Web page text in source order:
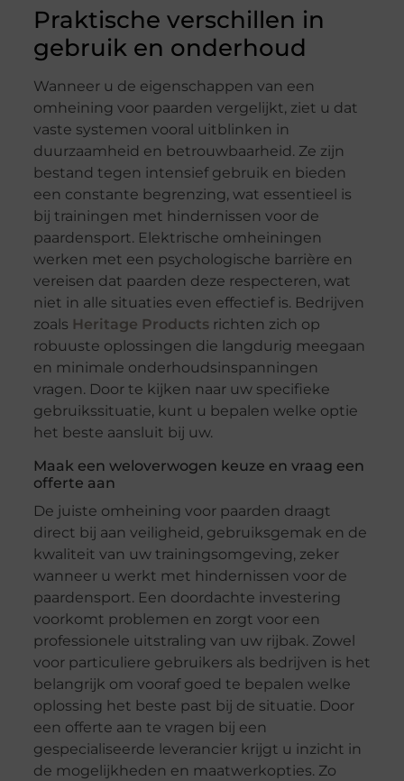
Praktische verschillen in
gebruik en onderhoud
Wanneer u de eigenschappen van een
omheining voor paarden vergelijkt, ziet u dat
vaste systemen vooral uitblinken in
duurzaamheid en betrouwbaarheid. Ze zijn
bestand tegen intensief gebruik en bieden
een constante begrenzing, wat essentieel is
bij trainingen met hindernissen voor de
paardensport. Elektrische omheiningen
werken met een psychologische barrière en
vereisen dat paarden deze respecteren, wat
niet in alle situaties even effectief is. Bedrijven
zoals Heritage Productsrichten zich op
robuuste oplossingen die langdurig meegaan
en minimale onderhoudsinspanningen
vragen. Door te kijken naar uw specifieke
gebruikssituatie, kunt u bepalen welke optie
het beste aansluit bij uw.
Maak een weloverwogen keuze en vraag een
offerte aan
De juiste omheining voor paarden draagt
direct bij aan veiligheid, gebruiksgemak en de
kwaliteit van uw trainingsomgeving, zeker
wanneer u werkt met hindernissen voor de
paardensport. Een doordachte investering
voorkomt problemen en zorgt voor een
professionele uitstraling van uw rijbak. Zowel
voor particuliere gebruikers als bedrijven is het
belangrijk om vooraf goed te bepalen welke
oplossing het beste past bij de situatie. Door
een offerte aan te vragen bij een
gespecialiseerde leverancier krijgt u inzicht in
de mogelijkheden en maatwerkopties. Zo